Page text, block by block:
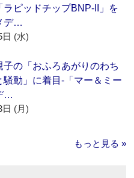
ラピッドチップBNP-II」を
デ…
日 (水)
子の「おふろあがりのわち
騒動」に着目‐「マー＆ミー
…
日 (月)
もっと見る »